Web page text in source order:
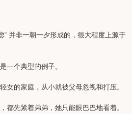
” 并非一朝一夕形成的，很大程度上源于
一个典型的例子。
女的家庭，从小就被父母忽视和打压。
都先紧着弟弟，她只能眼巴巴地看着。